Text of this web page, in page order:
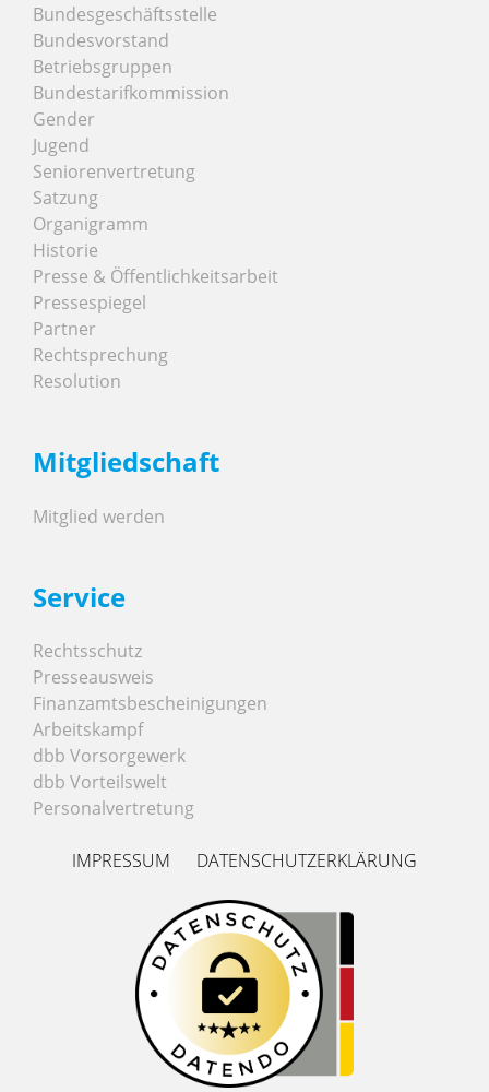
Bundesgeschäftsstelle
Bundesvorstand
Betriebsgruppen
Bundestarifkommission
Gender
Jugend
Seniorenvertretung
Satzung
Organigramm
Historie
Presse & Öffentlichkeitsarbeit
Pressespiegel
Partner
Rechtsprechung
Resolution
Mitgliedschaft
Mitglied werden
Service
Rechtsschutz
Presseausweis
Finanzamtsbescheinigungen
Arbeitskampf
dbb Vorsorgewerk
dbb Vorteilswelt
Personalvertretung
IMPRESSUM DATENSCHUTZERKLÄRUNG